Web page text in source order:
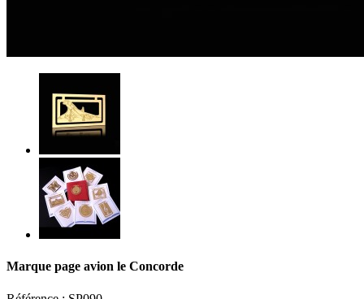
Marque page avion le Concorde